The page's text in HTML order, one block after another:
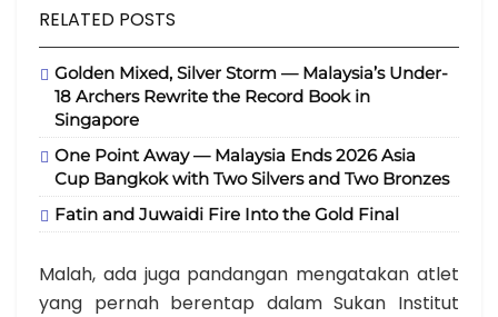
RELATED POSTS
Golden Mixed, Silver Storm — Malaysia’s Under-
18 Archers Rewrite the Record Book in
Singapore
One Point Away — Malaysia Ends 2026 Asia
Cup Bangkok with Two Silvers and Two Bronzes
Fatin and Juwaidi Fire Into the Gold Final
Malah, ada juga pandangan mengatakan atlet
yang pernah berentap dalam Sukan Institut